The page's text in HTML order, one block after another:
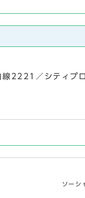
／シティプ
ソーシ